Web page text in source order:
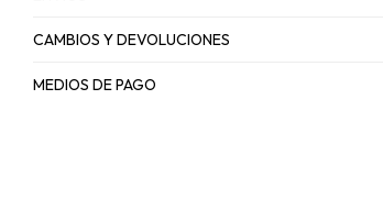
CAMBIOS Y DEVOLUCIONES
MEDIOS DE PAGO